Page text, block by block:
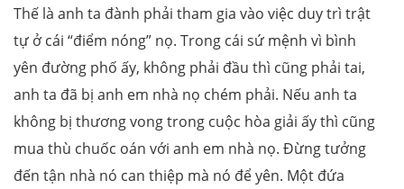
Thế là anh ta đành phải tham gia vào việc duy trì trật
tự ở cái “điểm nóng” nọ. Trong cái sứ mệnh vì bình
yên đường phố ấy, không phải đầu thì cũng phải tai,
anh ta đã bị anh em nhà nọ chém phải. Nếu anh ta
không bị thương vong trong cuộc hòa giải ấy thì cũng
mua thù chuốc oán với anh em nhà nọ. Đừng tưởng
đến tận nhà nó can thiệp mà nó để yên. Một đứa